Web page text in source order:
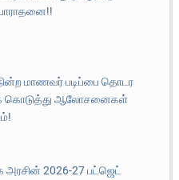
மாணவர் படிப்பை தொடர
கொடுத்து ஆலோசனைகள்
அரசின் 2026-27 பட்ஜெட்